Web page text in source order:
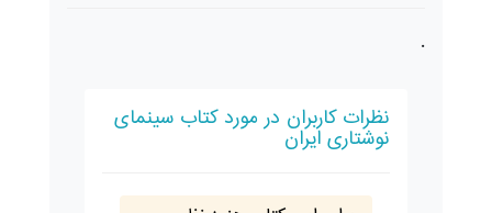
.
نظرات کاربران در مورد کتاب سینمای
نوشتاری ایران